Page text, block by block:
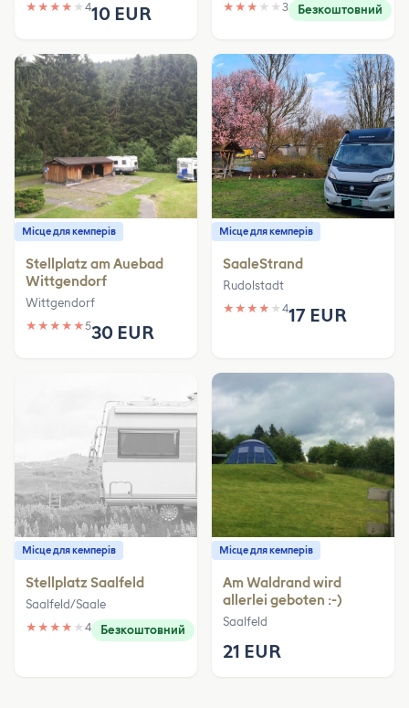
★ ★ ★ ★ ★ 410 EUR ★ ★ ★ ★ ★ 3 Безкоштовний
Місце для кемперів
Stellplatz am Auebad
Wittgendorf
Wittgendorf
★ ★ ★ ★ ★530 EUR
Місце для кемперів
SaaleStrand
Rudolstadt
★ ★ ★ ★ ★ 417 EUR
Місце для кемперів
Stellplatz Saalfeld
Saalfeld/Saale
★ ★ ★ ★ ★ 4 Безкоштовний
Місце для кемперів
Am Waldrand wird
allerlei geboten :-)
Saalfeld
21 EUR